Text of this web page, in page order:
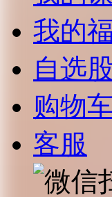
我的
自选股
购物
客服